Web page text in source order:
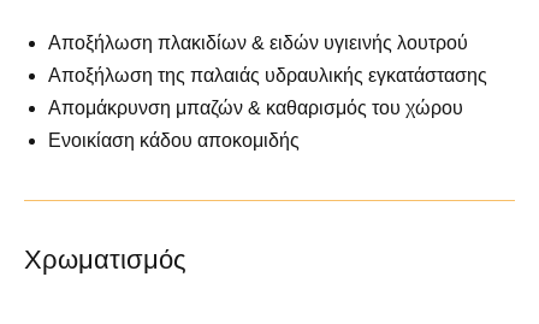
Αποξήλωση πλακιδίων & ειδών υγιεινής λουτρού
Αποξήλωση της παλαιάς υδραυλικής εγκατάστασης
Απομάκρυνση μπαζών & καθαρισμός του χώρου
Ενοικίαση κάδου αποκομιδής
Χρωματισμός